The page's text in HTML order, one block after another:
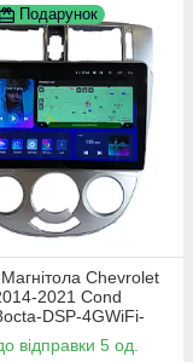
Подарунок
Chevrolet
2021 Cond
DSP-4GWiFi-
відправки 5 од.